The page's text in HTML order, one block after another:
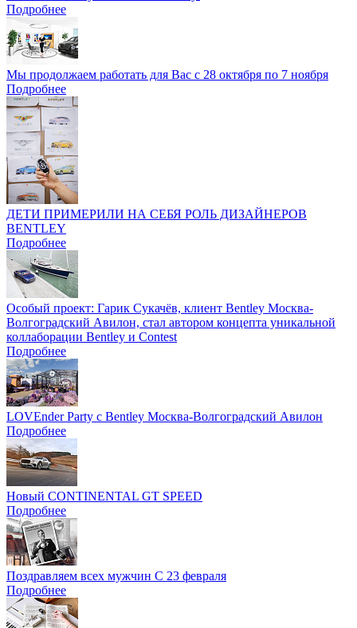
Подробнее
Мы продолжаем работать для Вас с 28 октября по 7 ноября
Подробнее
ДЕТИ ПРИМЕРИЛИ НА СЕБЯ РОЛЬ ДИЗАЙНЕРОВ
BENTLEY
Подробнее
Особый проект: Гарик Сукачёв, клиент Bentley Москва-
Волгоградский Авилон, стал автором концепта уникальной
коллаборации Bentley и Contest
Подробнее
LOVEnder Party с Bentley Москва-Волгоградский Авилон
Подробнее
Новый CONTINENTAL GT SPEED
Подробнее
Поздравляем всех мужчин С 23 февраля
Подробнее